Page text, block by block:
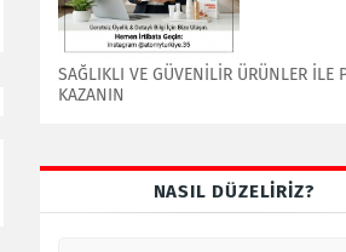
SAĞLIKLI VE GÜVENİLİR ÜRÜNLER İLE
KAZANIN
NASIL DÜZELİRİZ?